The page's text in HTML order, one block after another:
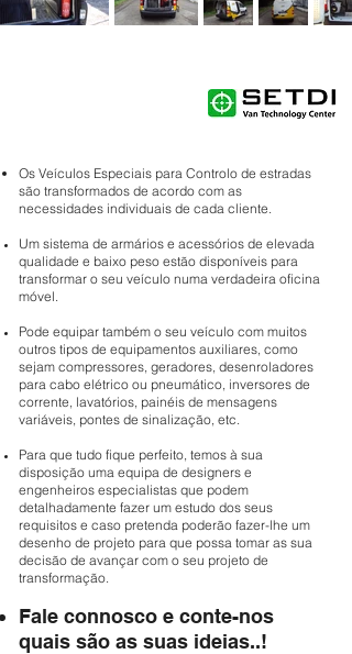
Os Veículos Especiais para Controlo de estradas
são transformados de acordo com as
necessidades individuais de cada cliente.
Um sistema de armários e acessórios de elevada
qualidade e baixo peso estão disponíveis para
transformar o seu veículo numa verdadeira oficina
móvel.
Pode equipar também o seu veículo com muitos
outros tipos de equipamentos auxiliares, como
sejam compressores, geradores, desenroladores
para cabo elétrico ou pneumático, inversores de
corrente, lavatórios, painéis de mensagens
variáveis, pontes de sinalização, etc.
Para que tudo fique perfeito, temos à sua
disposição uma equipa de designers e
engenheiros especialistas que podem
detalhadamente fazer um estudo dos seus
requisitos e caso pretenda poderão fazer-lhe um
desenho de projeto para que possa tomar as sua
decisão de avançar com o seu projeto de
transformação.
Fale connosco e conte-nos
quais são as suas ideias..!